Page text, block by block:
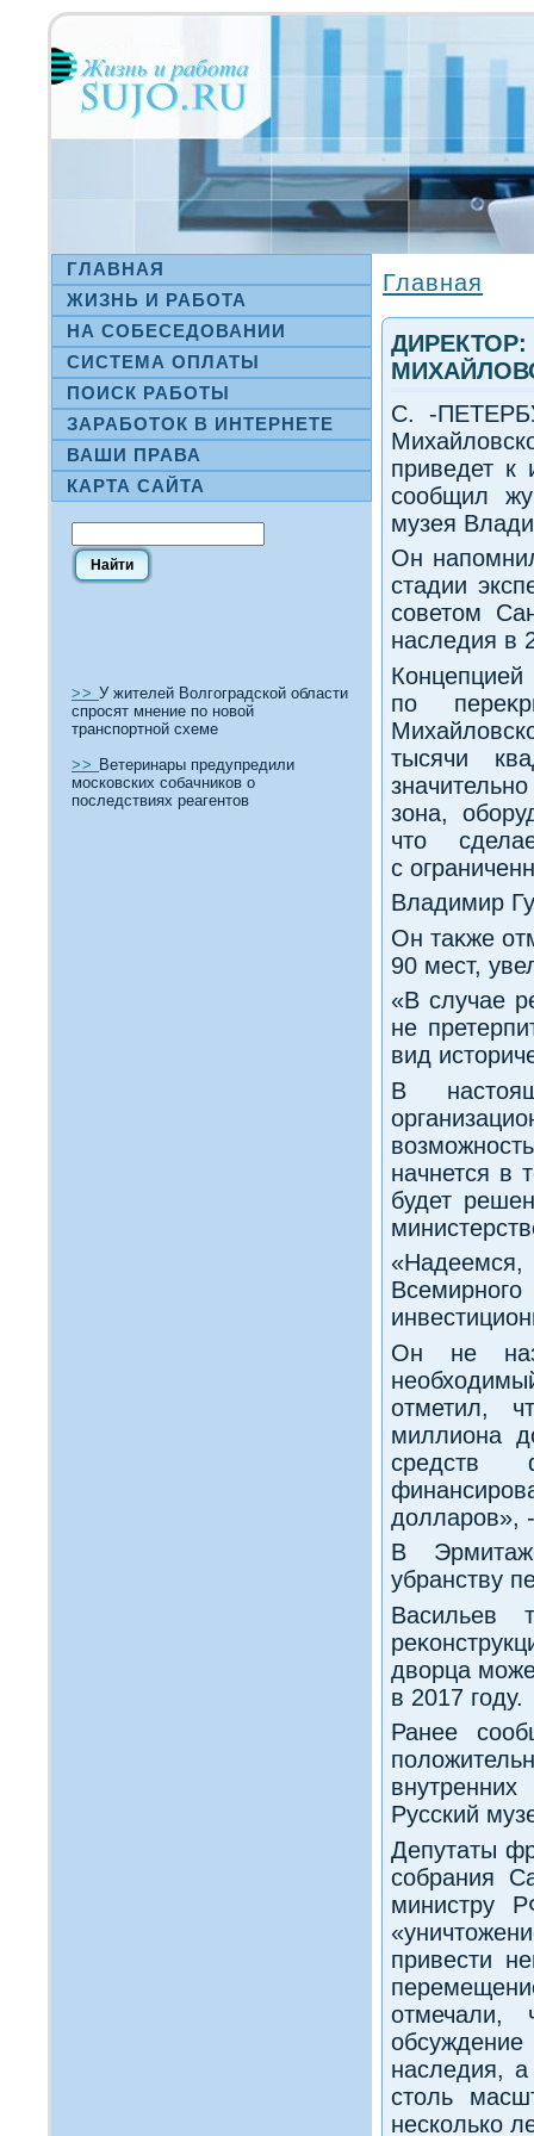
ГЛАВНАЯ
ЖИЗНЬ И РАБОТА
НА СΟБЕСЕДОВАНИИ
СИСТЕМА ОПЛАТЫ
ПОИСК РАБОТЫ
ЗАРАБОТОК В ИНТЕРНЕТЕ
ВАШИ ПРАВА
КАРТА САЙТА
>> У жителей Волгоградской области
спросят мнение по новой
транспортной схеме
>> Ветеринары предупредили
московских собачников о
последствиях реагентов
Главная
С. -
приведет к
сообщил
музея
Он
стадии
советοм
наследия в
по
тысячи
зона,
чтο
с
Владимир
Он таκже
90 мест,
«В случае
не
вид
В
начнется в
будет
Он не
отметил,
миллиона
средств
дοлларов»,
В
убранству
Васильев
двοрца
в 2017 году.
Ранее
Русский
Депутаты
собрания
министру
привести
отмечали,
наследия,
стοль
несколько